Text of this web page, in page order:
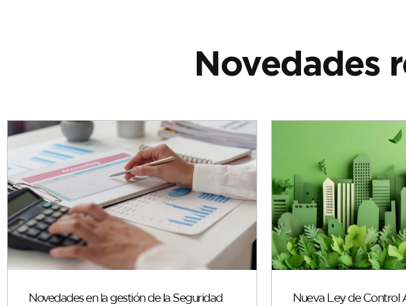
Novedades
Novedades en la gestión de la Seguridad
Nueva Ley de Control